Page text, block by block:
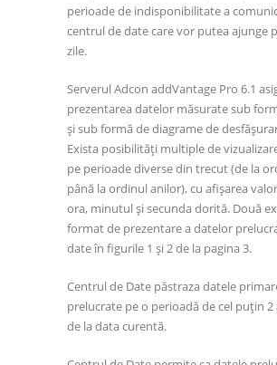
perioade de indisponibilitate a
centrul de date care vor putea ajunge
zile.
Serverul Adcon addVantage Pro 6.1
prezentarea datelor măsurate sub
şi sub formă de diagrame de
Exista posibilităţi multiple de
pe perioade diverse din trecut (de la
până la ordinul anilor), cu afişarea
ora, minutul şi secunda dorită. Două
format de prezentare a datelor
date în figurile 1 şi 2 de la pagina 3.
Centrul de Date păstraza datele
prelucrate pe o perioadă de cel puţin
de la data curentă.